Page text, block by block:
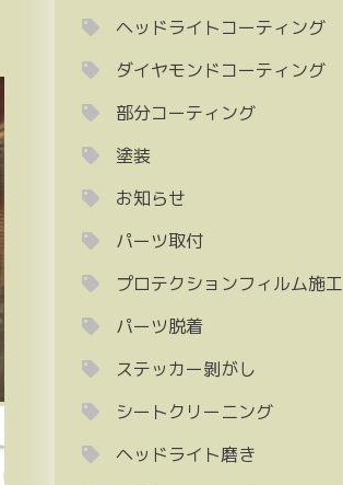
ヘッドライトコーティング
ダイヤモンドコーティング
部分コーティング
塗装
お知らせ
パーツ取付
プロテクションフィルム施工
パーツ脱着
ステッカー剝がし
シートクリーニング
ヘッドライト磨き